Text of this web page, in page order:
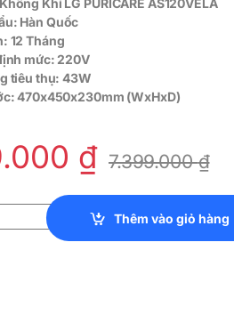
Khí LG PURICARE AS120VELA
Hàn Quốc
12 Tháng
mức: 220V
tiêu thụ: 43W
470x450x230mm (WxHxD)
₫ 7.399.000₫
Khí LG PURICARE AS120VELA quantity
Thêm vào giỏ hàng